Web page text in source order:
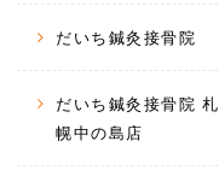
だいち鍼灸接骨院
だいち鍼灸接骨院 札
幌中の島店